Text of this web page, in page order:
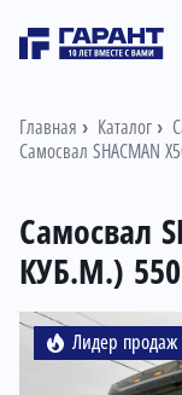
Главная Каталог
Самосвал SHACMAN
Самосвал
КУБ.М.) 550
Лидер продаж